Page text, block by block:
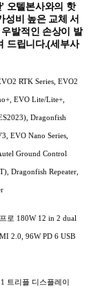
오텔본사와의 핫
성비 높은 교체 서
발적인 손상이 발
드립니다.(세부사
RTK Series, EVO2
EVO Lite/Lite+,
Dragonfish
EVO Nano Series,
Ground Control
Dragonfish Repeater,
로 180W 12 in 2 dual
2.0, 96W PD 6 USB
트리플 디스플레이